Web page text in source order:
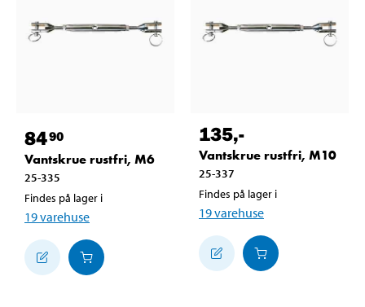
8490
Vantskrue rustfri, M6
25-335
Findes på lager i
19varehuse
135,-
Vantskrue rustfri, M10
25-337
Findes på lager i
19varehuse